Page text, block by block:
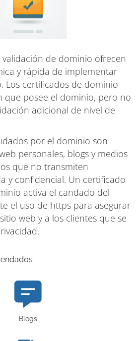
de dominio ofrecen
y rápida de implementar
Los certificados de dominio
que posee el dominio, pero no
adicional de nivel de
por el dominio son
personales, blogs y medios
que no transmiten
y confidencial. Un certificado
activa el candado del
el uso de https para asegurar
web y a los clientes que se
Blogs